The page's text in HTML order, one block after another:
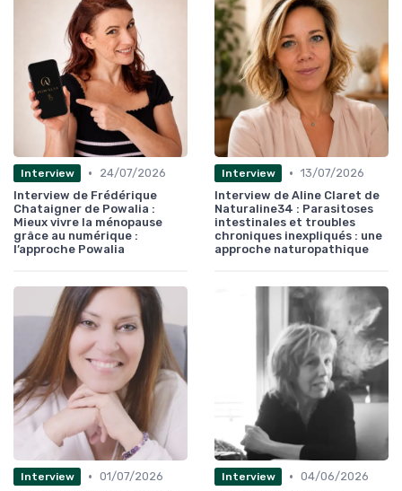
Interview •
24/07/2026
Interview de Frédérique
Chataigner de Powalia :
Mieux vivre la ménopause
grâce au numérique :
l’approche Powalia
Interview • 13/07/2026
Interview de Aline Claret de
Naturaline34 : Parasitoses
intestinales et troubles
chroniques inexpliqués : une
approche naturopathique
Interview • 01/07/2026
Interview • 04/06/2026